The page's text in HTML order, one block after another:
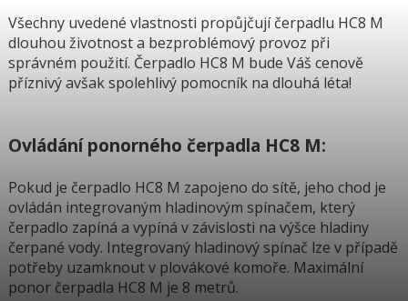
Všechny uvedené vlastnosti propůjčují čerpadlu HC8 M
dlouhou životnost a bezproblémový provoz při
správném použití. Čerpadlo HC8 M bude Váš cenově
příznivý avšak spolehlivý pomocník na dlouhá léta!
Ovládání ponorného čerpadla HC8 M:
Pokud je čerpadlo HC8 M zapojeno do sítě, jeho chod je
ovládán integrovaným hladinovým spínačem, který
čerpadlo zapíná a vypíná v závislosti na výšce hladiny
čerpané vody. Integrovaný hladinový spínač lze v případě
potřeby uzamknout v plovákové komoře. Maximální
ponor čerpadla HC8 M je 8 metrů.